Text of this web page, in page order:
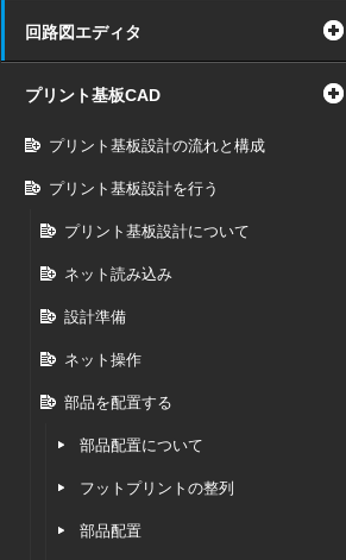
回路図エディタ
プリント基板CAD
プリント基板設計の流れと構成
プリント基板設計を行う
プリント基板設計について
ネット読み込み
設計準備
ネット操作
部品を配置する
部品配置について
フットプリントの整列
部品配置